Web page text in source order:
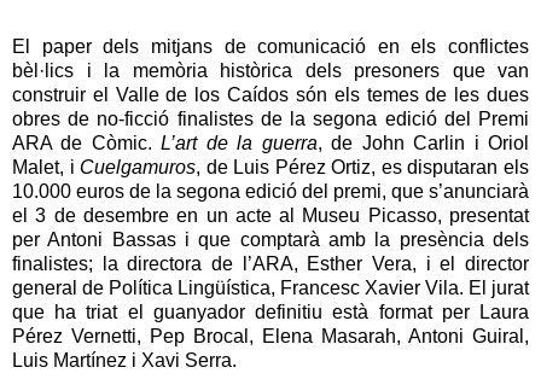
El paper dels mitjans de comunicació en els conflictes
bèl·lics i la memòria històrica dels presoners que van
construir el Valle de los Caídos són els temes de les dues
obres de no-ficció finalistes de la segona edició del Premi
ARA de Còmic.L’art de la guerra, de John Carlin i Oriol
Malet, i Cuelgamuros, de Luis Pérez Ortiz, es disputaran els
10.000 euros de la segona edició del premi, que s’anunciarà
el 3 de desembre en un acte al Museu Picasso, presentat
per Antoni Bassas i que comptarà amb la presència dels
finalistes; la directora de l’ARA, Esther Vera, i el director
general de Política Lingüística, Francesc Xavier Vila. El jurat
que ha triat el guanyador definitiu està format per Laura
Pérez Vernetti, Pep Brocal, Elena Masarah, Antoni Guiral,
Luis Martínez i Xavi Serra.